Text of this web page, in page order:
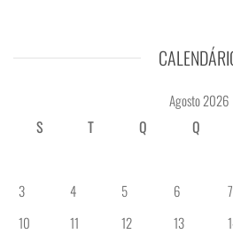
Agosto 2026
S
T Q Q
3
4 5 6 7
10
11 12 13